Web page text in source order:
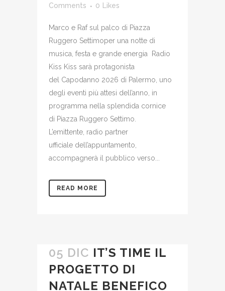
Comments
0 Likes
Marco e Raf sul palco di Piazza
Ruggero Settimoper una notte di
musica, festa e grande energia Radio
Kiss Kiss sarà protagonista
del Capodanno 2026 di Palermo, uno
degli eventi più attesi dell’anno, in
programma nella splendida cornice
di Piazza Ruggero Settimo.
L’emittente, radio partner
ufficiale dell’appuntamento,
accompagnerà il pubblico verso...
READ MORE
05 DIC IT’S TIME IL
PROGETTO DI
NATALE BENEFICO